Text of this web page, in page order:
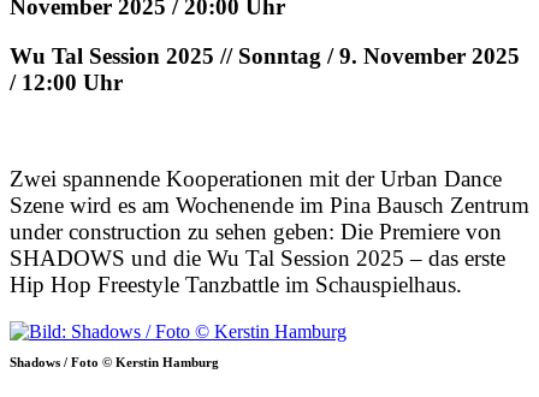
November 2025 / 20:00 Uhr
Wu Tal Session 2025 // Sonntag / 9. November 2025
/ 12:00 Uhr
Zwei spannende Kooperationen mit der Urban Dance
Szene wird es am Wochenende im Pina Bausch Zentrum
under construction zu sehen geben: Die Premiere von
SHADOWS und die Wu Tal Session 2025 – das erste
Hip Hop Freestyle Tanzbattle im Schauspielhaus.
Shadows / Foto © Kerstin Hamburg